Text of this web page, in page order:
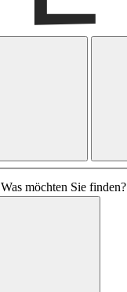
Was möchten Sie finden?